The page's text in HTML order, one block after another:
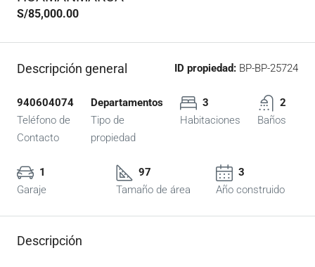
S/85,000.00
Descripción general ID propiedad: BP-BP-25724
940604074
Teléfono de
Contacto
Departamentos
Tipo de
propiedad
3
Habitaciones
2
Baños
1
Garaje
97
Tamaño de área
3
Año construido
Descripción